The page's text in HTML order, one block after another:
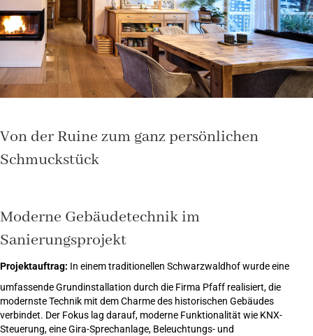
Von der Ruine zum ganz persönlichen
Schmuckstück
Moderne Gebäudetechnikim
Sanierungsprojekt
Projektauftrag: In einem traditionellen Schwarzwaldhof wurde eine
umfassende Grundinstallation durch die Firma Pfaff realisiert, die
modernste Technik mit dem Charme des historischen Gebäudes
verbindet. Der Fokus lag darauf, moderne Funktionalität wie KNX-
Steuerung, eine Gira-Sprechanlage, Beleuchtungs- und